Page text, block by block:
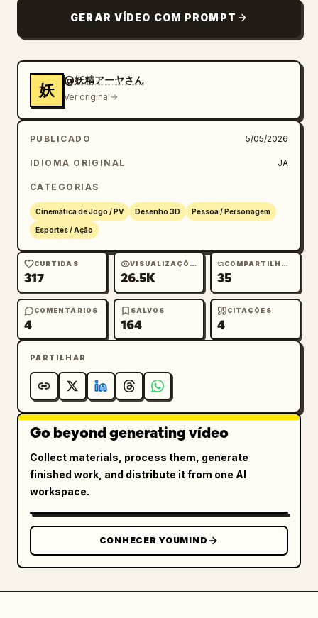
caractere.
sonoros de explosão chamativos e voz do
personagem.
GERAR VÍDEO COM PROMPT
妖
@妖精アーヤさん
Ver original
PUBLICADO 5/05/2026
IDIOMA ORIGINAL JA
CATEGORIAS
Cinemática de Jogo / PV Desenho 3D Pessoa / Personagem
Esportes / Ação
CURTIDAS
317
VISUALIZAÇÕES
26.5K
COMPARTILHAMENTOS
35
COMENTÁRIOS
4
SALVOS
164
CITAÇÕES
4
PARTILHAR
Go beyond generating vídeo
Collect materials, process them, generate
finished work, and distribute it from one AI
workspace.
CONHECER YOUMIND